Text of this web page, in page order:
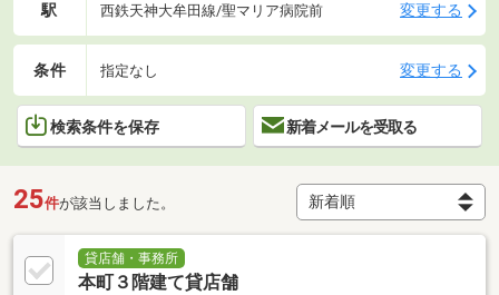
駅 西鉄天神大牟田線/聖マリア病院前 変更する
条件 指定なし 変更する
検索条件を保存 新着メールを受取る
25件が該当しました。
貸店舗・事務所
本町３階建て貸店舗